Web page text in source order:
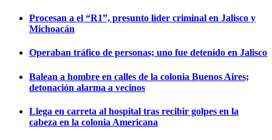
Procesan a el “R1”, presunto líder criminal en Jalisco y
Michoacán
Operaban tráfico de personas; uno fue detenido en Jalisco
Balean a hombre en calles de la colonia Buenos Aires;
detonación alarma a vecinos
Llega en carreta al hospital tras recibir golpes en la
cabeza en la colonia Americana